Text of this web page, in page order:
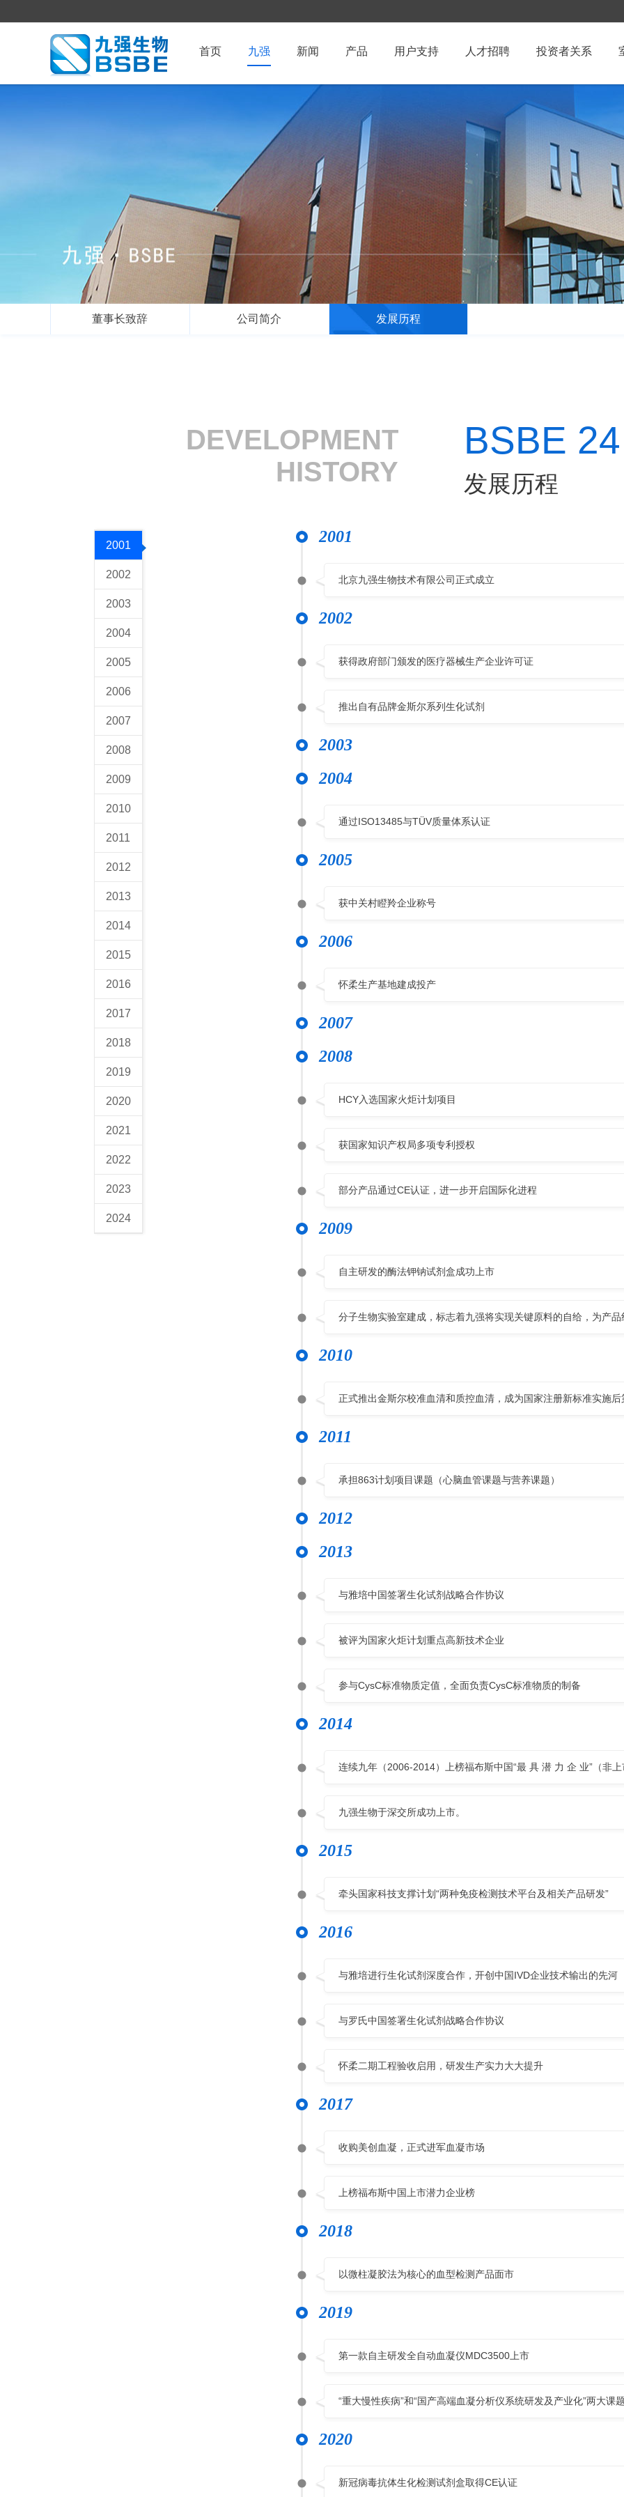
首页 九强 新闻 产品 用户支持 人才招聘 投资者关系
董事长致辞 公司简介 发展历程
DEVELOPMENT
HISTORY
BSBE
发展历程
2001
2002
2003
2004
2005
2006
2007
2008
2009
2010
2011
2012
2013
2014
2015
2016
2017
2018
2019
2020
2021
2022
2023
2024
2001
北京九强生物技术有限公司正式成立
2002
获得政府部门颁发的医疗器械生产企业许可证
推出自有品牌金斯尔系列生化试剂
2003
2004
通过ISO13485与TÜV质量体系认证
2005
获中关村瞪羚企业称号
2006
怀柔生产基地建成投产
2007
2008
HCY入选国家火炬计划项目
获国家知识产权局多项专利授权
部分产品通过CE认证，进一步开启国际化进程
2009
自主研发的酶法钾钠试剂盒成功上市
分子生物实验室建成，标志着九强将实现关键原料的自给，为产
2010
正式推出金斯尔校准血清和质控血清，成为国家注册新标准实施
2011
承担863计划项目课题（心脑血管课题与营养课题）
2012
2013
与雅培中国签署生化试剂战略合作协议
被评为国家火炬计划重点高新技术企业
参与CysC标准物质定值，全面负责CysC标准物质的制备
2014
连续九年（2006-2014）上榜福布斯中国“最 具 潜 力 企 业”（非上
九强生物于深交所成功上市。
2015
牵头国家科技支撑计划“两种免疫检测技术平台及相关产品研发”
2016
与雅培进行生化试剂深度合作，开创中国IVD企业技术输出的先河
与罗氏中国签署生化试剂战略合作协议
怀柔二期工程验收启用，研发生产实力大大提升
2017
收购美创血凝，正式进军血凝市场
上榜福布斯中国上市潜力企业榜
2018
以微柱凝胶法为核心的血型检测产品面市
2019
第一款自主研发全自动血凝仪MDC3500上市
“重大慢性疾病”和“国产高端血凝分析仪系统研发及产业化”两大课
2020
新冠病毒抗体生化检测试剂盒取得CE认证